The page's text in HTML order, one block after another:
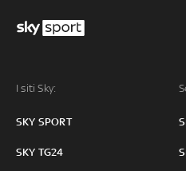
I siti Sky:
SKY SPORT
SKY TG24